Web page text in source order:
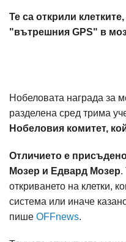
Те са открили
"вътрешния GPS" в
Нобеловата награда за
разделена сред трима
Нобеловия комитет,
Отличието е
Мозер и Едвард Мозер.
откриването на клетки,
система или иначе
пише OFFnews.